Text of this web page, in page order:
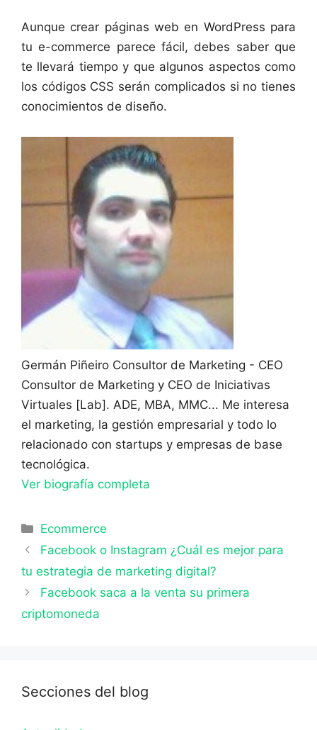
Aunque crear páginas web en WordPress para
tu e-commerce parece fácil, debes saber que
te llevará tiempo y que algunos aspectos como
los códigos CSS serán complicados si no tienes
conocimientos de diseño.
Germán Piñeiro Consultor de Marketing - CEO
Consultor de Marketing y CEO de Iniciativas
Virtuales [Lab]. ADE, MBA, MMC... Me interesa
el marketing, la gestión empresarial y todo lo
relacionado con startups y empresas de base
tecnológica.
Ver biografía completa
Categorías
Ecommerce
Facebook o Instagram ¿Cuál es mejor para
tu estrategia de marketing digital?
Facebook saca a la venta su primera
criptomoneda
Secciones del blog